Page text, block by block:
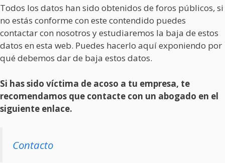
Todos los datos han sido obtenidos de foros públicos, si
no estás conforme con este contendido puedes
contactar con nosotros y estudiaremos la baja de estos
datos en esta web. Puedes hacerlo aquí exponiendo por
qué debemos dar de baja estos datos.
Si has sido víctima de acoso a tu empresa, te
recomendamos que contacte con un abogado en el
siguiente enlace.
Contacto